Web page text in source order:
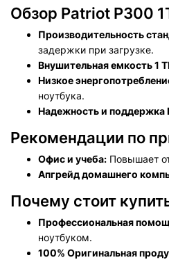
Обзор Patriot P300
Производительность
задержки при загрузке.
Внушительная емкость 1
Низкое
ноутбука.
Надежность и поддержка
Рекомендации по
Офис и учеба: Повышает
Апгрейд домашнего
Почему стоит
Профессиональная
ноутбуком.
100% Оригинальная